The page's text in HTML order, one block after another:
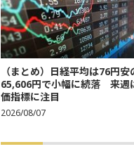
（まとめ）日経平均は76円安
65,606円で小幅に続落 来週
価指標に注目
2026/08/07